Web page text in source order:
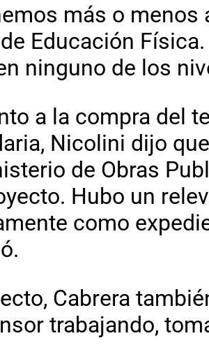
más o
Educación
ninguno de los
a la compra del
Nicolini dijo
de Obras
Hubo un
como
Cabrera
trabajando,